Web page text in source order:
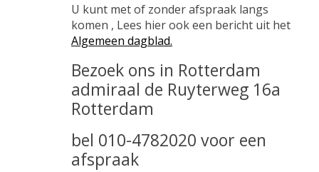
U kunt met of zonder afspraak langs
komen , Lees hier ook een bericht uit het
Algemeen dagblad.
Bezoek ons in Rotterdam
admiraal de Ruyterweg 16a
Rotterdam
bel 010-4782020 voor een
afspraak